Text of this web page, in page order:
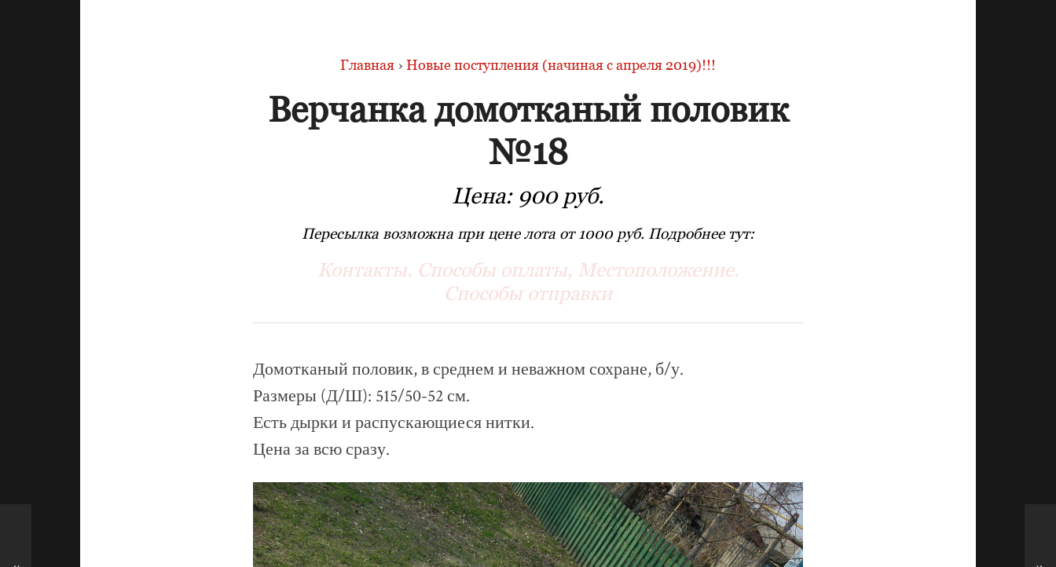
Главная › Новые поступления (начиная с апреля 2019)!!!
Верчанка домотканый половик
№18
Цена: 900 руб.
Пересылка возможна при цене лота от 1000 руб. Подробнее тут:
Контакты. Способы оплаты, Местоположение.
Способы отправки
Домотканый половик, в среднем и неважном сохране, б/у.
Размеры (Д/Ш): 515/50-52 см.
Есть дырки и распускающиеся нитки.
Цена за всю сразу.